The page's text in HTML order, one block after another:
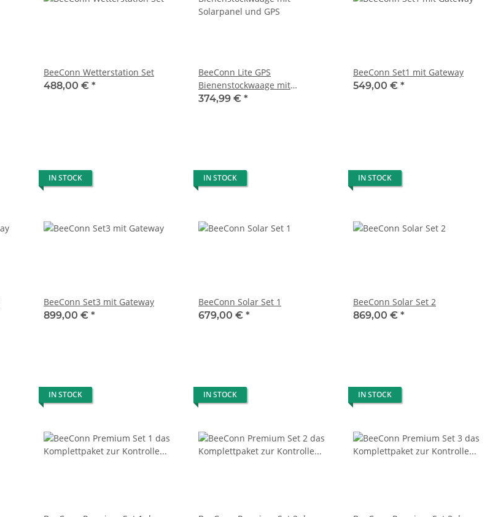
BeeConn Wetterstation Set
488,00 € *
BeeConn Lite GPS
Bienenstockwaage mit
Solarpanel und GPS
374,99 € *
BeeConn Set1 mit Gateway
549,00 € *
IN STOCK
BeeConn Set3 mit Gateway
899,00 € *
IN STOCK
BeeConn Solar Set 1
679,00 € *
IN STOCK
BeeConn Solar Set 2
869,00 € *
IN STOCK IN STOCK IN STOCK